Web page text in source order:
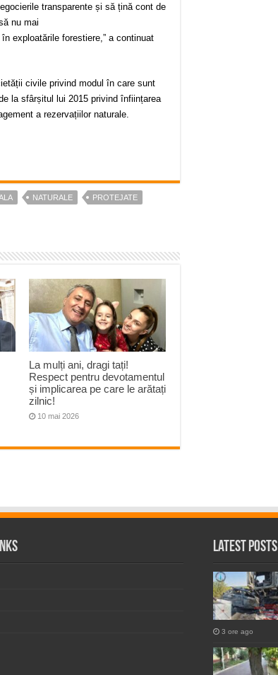
transparente și să țină cont de
nu mai
exploatările forestiere,” a continuat
civile privind modul în care sunt
la sfârșitul lui 2015 privind înființarea
a rezervațiilor naturale.
NATURALE
PROTEJATE
La mulți ani, dragi tați!
Respect pentru devotamentul
și implicarea pe care le arătați
zilnic!
10 mai 2026
Latest Posts
3 ore ago